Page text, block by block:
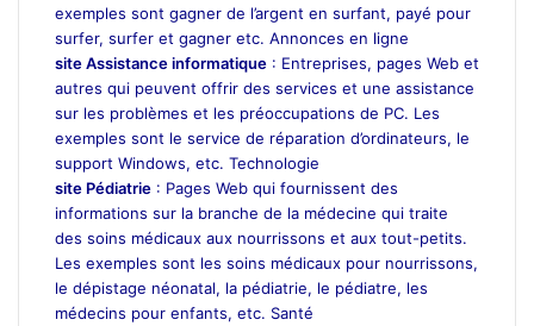
exemples sont gagner de l’argent en surfant, payé pour
surfer, surfer et gagner etc. Annonces en ligne
site Assistance informatique : Entreprises, pages Web et
autres qui peuvent offrir des services et une assistance
sur les problèmes et les préoccupations de PC. Les
exemples sont le service de réparation d’ordinateurs, le
support Windows, etc. Technologie
site Pédiatrie : Pages Web qui fournissent des
informations sur la branche de la médecine qui traite
des soins médicaux aux nourrissons et aux tout-petits.
Les exemples sont les soins médicaux pour nourrissons,
le dépistage néonatal, la pédiatrie, le pédiatre, les
médecins pour enfants, etc. Santé